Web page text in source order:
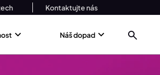
Kontaktujte nás
Náš dopad